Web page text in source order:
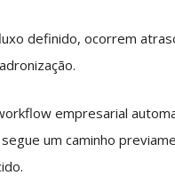
definido, ocorrem
empresarial
um caminho